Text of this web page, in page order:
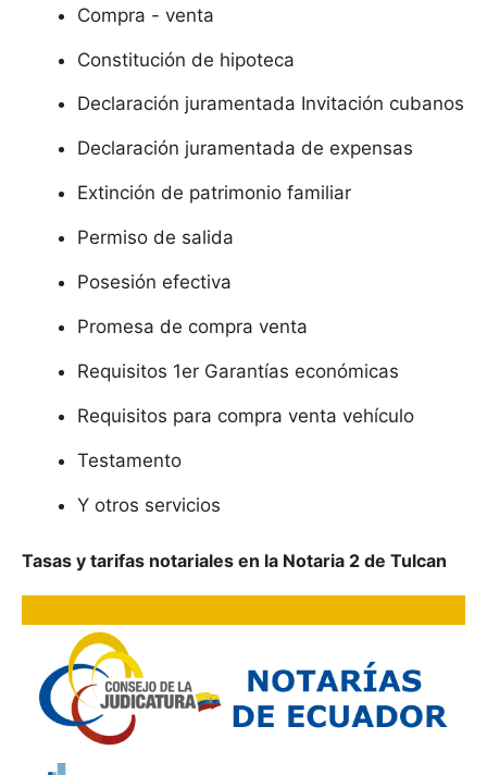
Compra - venta
Constitución de hipoteca
Declaración juramentada Invitación cubanos
Declaración juramentada de expensas
Extinción de patrimonio familiar
Permiso de salida
Posesión efectiva
Promesa de compra venta
Requisitos 1er Garantías económicas
Requisitos para compra venta vehículo
Testamento
Y otros servicios
Tasas y tarifas notariales en la Notaria 2 de Tulcan